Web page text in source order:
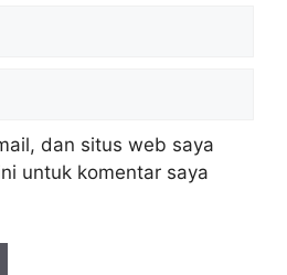
dan situs web saya
untuk komentar saya